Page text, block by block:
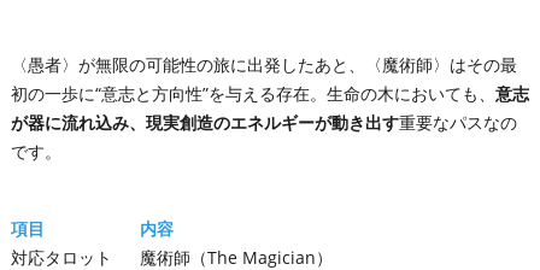
〈愚者〉が無限の可能性の旅に出発したあと、〈魔術師〉はその最
初の一歩に“意志と方向性”を与える存在。生命の木においても、 意志
が器に流れ込み、現実創造のエネルギーが動き出す重要なパスなの
です。
項目
内容
対応タロット
魔術師（The Magician）